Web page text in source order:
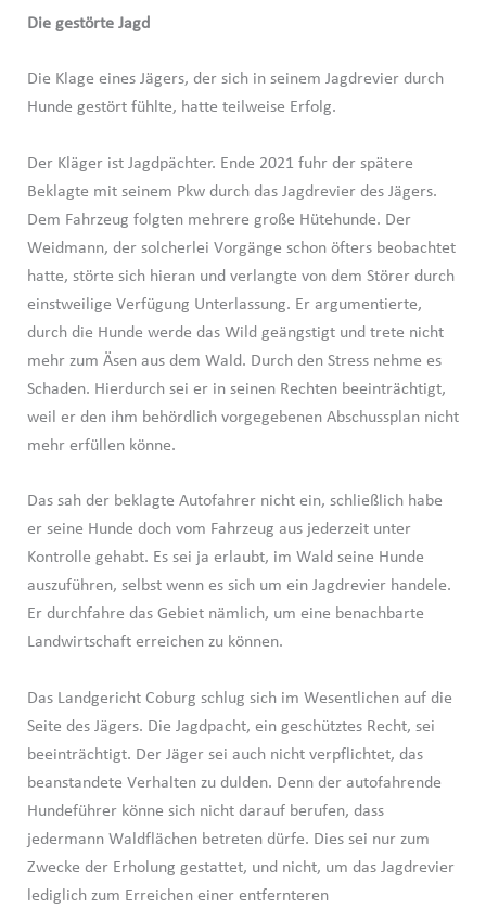
Die gestörte Jagd
Die Klage eines Jägers, der sich in seinem Jagdrevier durch
Hunde gestört fühlte, hatte teilweise Erfolg.
Der Kläger ist Jagdpächter. Ende 2021 fuhr der spätere
Beklagte mit seinem Pkw durch das Jagdrevier des Jägers.
Dem Fahrzeug folgten mehrere große Hütehunde. Der
Weidmann, der solcherlei Vorgänge schon öfters beobachtet
hatte, störte sich hieran und verlangte von dem Störer durch
einstweilige Verfügung Unterlassung. Er argumentierte,
durch die Hunde werde das Wild geängstigt und trete nicht
mehr zum Äsen aus dem Wald. Durch den Stress nehme es
Schaden. Hierdurch sei er in seinen Rechten beeinträchtigt,
weil er den ihm behördlich vorgegebenen Abschussplan nicht
mehr erfüllen könne.
Das sah der beklagte Autofahrer nicht ein, schließlich habe
er seine Hunde doch vom Fahrzeug aus jederzeit unter
Kontrolle gehabt. Es sei ja erlaubt, im Wald seine Hunde
auszuführen, selbst wenn es sich um ein Jagdrevier handele.
Er durchfahre das Gebiet nämlich, um eine benachbarte
Landwirtschaft erreichen zu können.
Das Landgericht Coburg schlug sich im Wesentlichen auf die
Seite des Jägers. Die Jagdpacht, ein geschütztes Recht, sei
beeinträchtigt. Der Jäger sei auch nicht verpflichtet, das
beanstandete Verhalten zu dulden. Denn der autofahrende
Hundeführer könne sich nicht darauf berufen, dass
jedermann Waldflächen betreten dürfe. Dies sei nur zum
Zwecke der Erholung gestattet, und nicht, um das Jagdrevier
lediglich zum Erreichen einer entfernteren